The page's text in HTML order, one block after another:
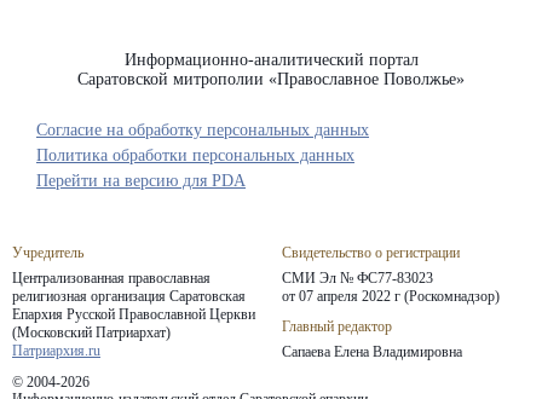
Информационно-аналитический портал
Саратовской митрополии «Православное Поволжье»
Учредитель
Централизованная православная
религиозная организация Саратовская
Епархия Русской Православной Церкви
(Московский Патриархат)
Патриархия.ru
Свидетельство о регистрации
СМИ Эл № ФС77-83023
от 07 апреля 2022 г (Роскомнадзор)
Главный редактор
Сапаева Елена Владимировна
© 2004-2026
Согласие на обработку персональных данных
Политика обработки персональных данных
Перейти на версию для PDA